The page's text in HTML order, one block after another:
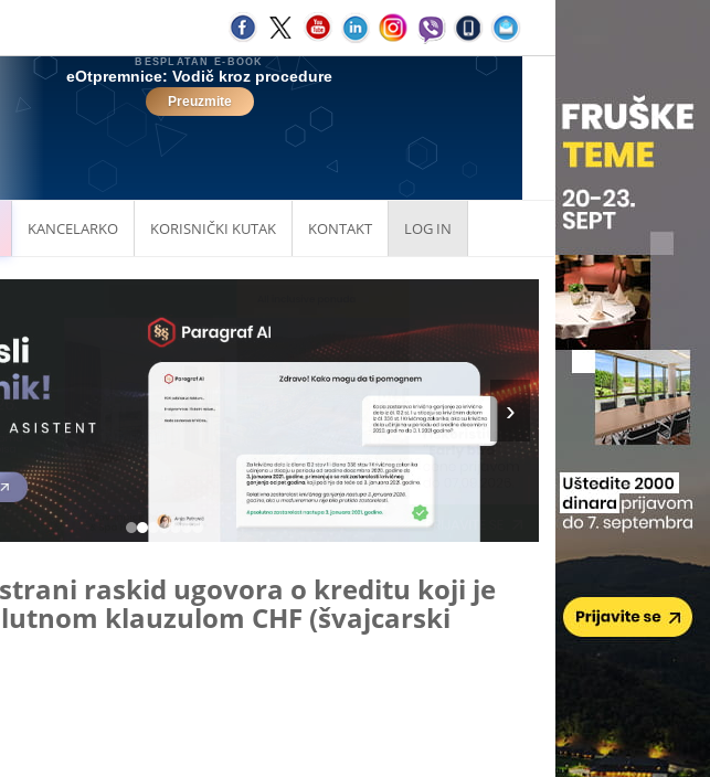
KANCELARKO KORISNIČKI KUTAK KONTAKT LOG IN
raskid ugovora o kreditu koji je
klauzulom CHF (švajcarski